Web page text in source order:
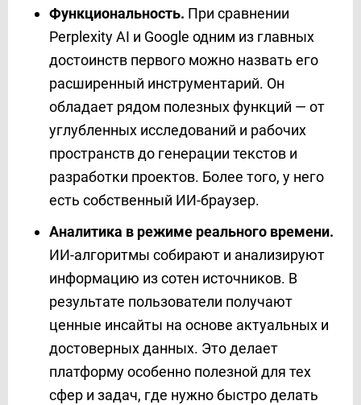
Функциональность. При сравнении
Perplexity AI и Google одним из главных
достоинств первого можно назвать его
расширенный инструментарий. Он
обладает рядом полезных функций — от
углубленных исследований и рабочих
пространств до генерации текстов и
разработки проектов. Более того, у него
есть собственный ИИ-браузер.
Аналитика в режиме реального времени.
ИИ-алгоритмы собирают и анализируют
информацию из сотен источников. В
результате пользователи получают
ценные инсайты на основе актуальных и
достоверных данных. Это делает
платформу особенно полезной для тех
сфер и задач, где нужно быстро делать